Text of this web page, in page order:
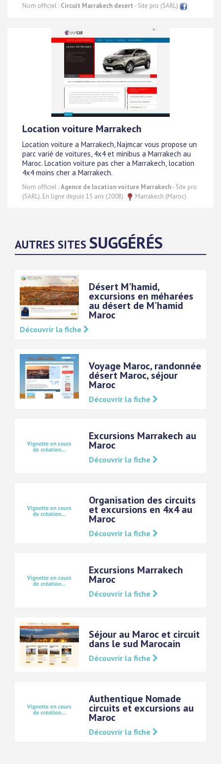
Nom officiel : Circuit Marrakech desert - Site pro (SARL)
Location voiture Marrakech
Location voiture a Marrakech, Najmcar vous propose un
parc varié de voitures, 4x4 et minibus a Marrakech au
Maroc. Location voiture pas cher a Marrakech, location
4x4 moins cher a Marrakech.
Nom officiel :Agence de location voiture Marrakech- Site pro
(SARL). En ligne depuis 15 ans (2008).
Marrakech (Maroc)
AUTRES SITES SUGGÉRÉS
Désert M'hamid,
excursions en méharées
au désert de M'hamid
Maroc
Découvrir la fiche
Voyage Maroc, randonnée
désert Maroc, séjour
Maroc
Découvrir la fiche
Excursions Marrakech au
Maroc
Découvrir la fiche
Organisation des circuits
et excursions en 4x4 au
Maroc
Découvrir la fiche
Excursions Marrakech
Maroc
Découvrir la fiche
Séjour au Maroc et circuit
dans le sud Marocain
Découvrir la fiche
Authentique Nomade
circuits et excursions au
Maroc
Découvrir la fiche